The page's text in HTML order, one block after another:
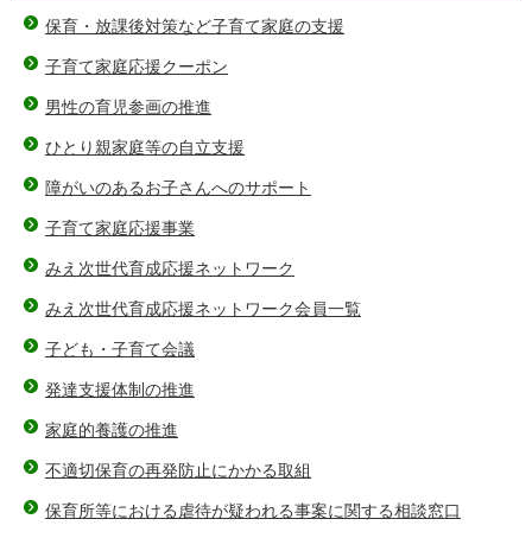
保育・放課後対策など子育て家庭の支援
子育て家庭応援クーポン
男性の育児参画の推進
ひとり親家庭等の自立支援
障がいのあるお子さんへのサポート
子育て家庭応援事業
みえ次世代育成応援ネットワーク
みえ次世代育成応援ネットワーク会員一覧
子ども・子育て会議
発達支援体制の推進
家庭的養護の推進
不適切保育の再発防止にかかる取組
保育所等における虐待が疑われる事案に関する相談窓口